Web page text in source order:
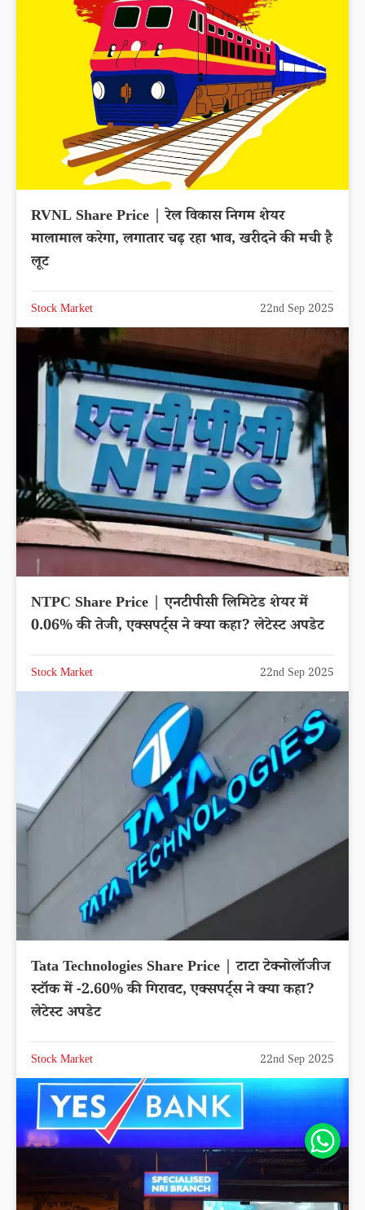
RVNL Share Price | रेल विकास निगम शेयर
मालामाल करेगा, लगातार चढ़ रहा भाव, खरीदने की मची है
लूट
Stock Market 22nd Sep 2025
NTPC Share Price | एनटीपीसी लिमिटेड शेयर में
0.06% की तेजी, एक्सपर्ट्स ने क्या कहा? लेटेस्ट अपडेट
Stock Market 22nd Sep 2025
Tata Technologies Share Price | टाटा टेक्नोलॉजीज
स्टॉक में -2.60% की गिरावट, एक्सपर्ट्स ने क्या कहा?
लेटेस्ट अपडेट
Stock Market 22nd Sep 2025
Share